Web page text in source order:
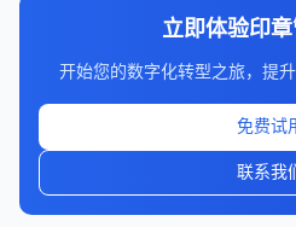
立即体验印
开始您的数字化转型之旅，提
免费试
联系我们